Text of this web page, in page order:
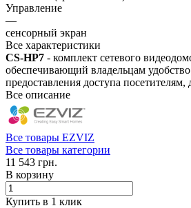
Управление
—
сенсорный экран
Все характеристики
CS-HP7 - комплект сетевого
обеспечивающий владельцам
предоставления доступа посетителям,
Все описание
Все товары EZVIZ
Все товары категории
11 543 грн.
В корзину
Купить в 1 клик